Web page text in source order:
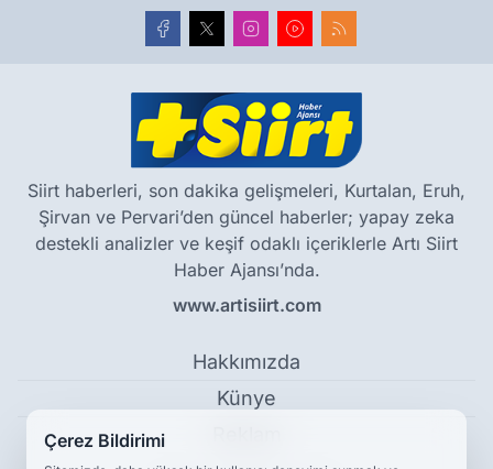
Siirt haberleri, son dakika gelişmeleri, Kurtalan, Eruh,
Şirvan ve Pervari’den güncel haberler; yapay zeka
destekli analizler ve keşif odaklı içeriklerle Artı Siirt
Haber Ajansı’nda.
www.artisiirt.com
Hakkımızda
Künye
Çerez Bildirimi